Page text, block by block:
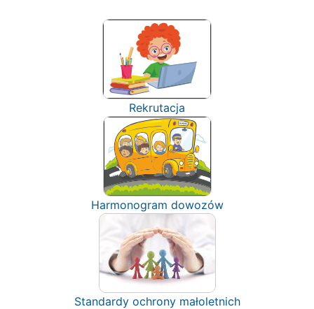
Rekrutacja
Harmonogram dowozów
Standardy ochrony małoletnich